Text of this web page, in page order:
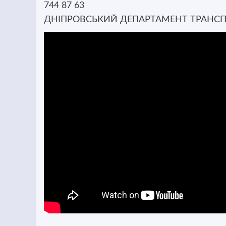
744 87 63
ДНІПРОВСЬКИЙ ДЕПАРТАМЕНТ